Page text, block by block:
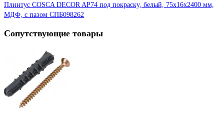
Плинтус COSCA DECOR AP74 под покраску, белый, 75x16x2400 мм,
МДФ, с пазом СПБ098262
Сопутствующие товары